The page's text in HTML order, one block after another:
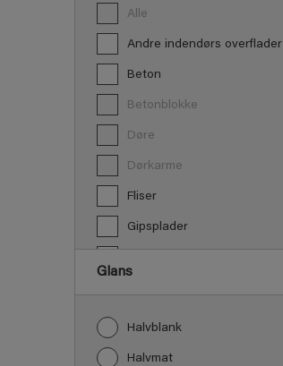
Alle
Andre indendørs overflader
Beton
Betonblokke
Døre
Dørkarme
Fliser
Gipsplader
Glans
Halvblank
Halvmat